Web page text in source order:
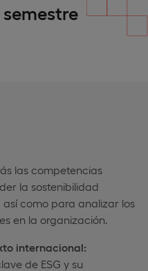
las competencias
la sostenibilidad
así como para analizar los
en la organización.
internacional:
de ESG y su